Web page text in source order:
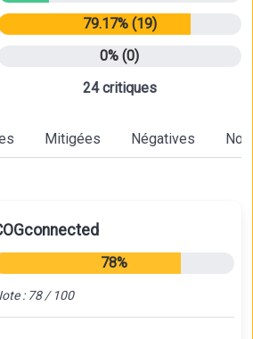
79.17% (19)
0% (0)
24 critiques
Mitigées Négatives
78%
: 78 / 100